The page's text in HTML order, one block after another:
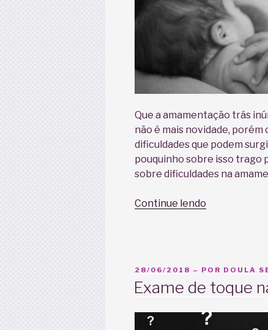
Que a amamentação trás
não é mais novidade, porém
dificuldades que podem
pouquinho sobre isso trago
sobre dificuldades na
Continue lendo
PUBLICADO
28/06/2018 – POR DOULA
Exame de toque